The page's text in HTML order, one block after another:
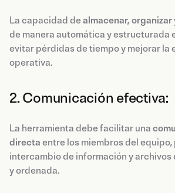
La capacidad dealmacenar,
de manera automática y estructurada
evitar pérdidas de tiempo y mejorar la
operativa.
2. Comunicación efectiva:
La herramienta debe facilitar una
directa entre los miembros del
intercambio de información y archivos
y ordenada.